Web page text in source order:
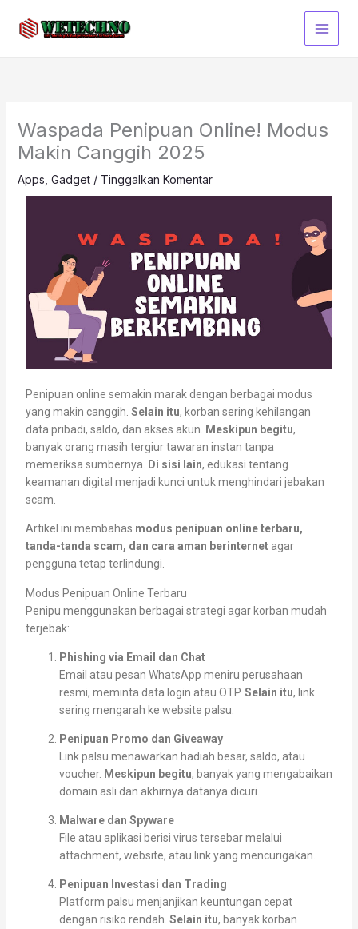
konten
Waspada Penipuan Online! Modus
Makin Canggih 2025
Apps Gadget/ Tinggalkan Komentar
Penipuan online semakin marak dengan berbagai modus
yang makin canggih. Selain itu, korban sering kehilangan
data pribadi, saldo, dan akses akun. Meskipun begitu,
banyak orang masih tergiur tawaran instan tanpa
memeriksa sumbernya. Di sisi lain, edukasi tentang
keamanan digital menjadi kunci untuk menghindari jebakan
scam.
Artikel ini membahas modus penipuan online terbaru,
tanda-tanda scam, dan cara aman berinternetagar
pengguna tetap terlindungi.
Modus Penipuan Online Terbaru
Penipu menggunakan berbagai strategi agar korban mudah
terjebak:
Phishing via Email dan Chat
Email atau pesan WhatsApp meniru perusahaan
resmi, meminta data login atau OTP. Selain itu, link
sering mengarah ke website palsu.
Penipuan Promo dan Giveaway
Link palsu menawarkan hadiah besar, saldo, atau
voucher. Meskipun begitu, banyak yang mengabaikan
domain asli dan akhirnya datanya dicuri.
Malware dan Spyware
File atau aplikasi berisi virus tersebar melalui
attachment, website, atau link yang mencurigakan.
Penipuan Investasi dan Trading
Platform palsu menjanjikan keuntungan cepat
dengan risiko rendah. Selain itu, banyak korban